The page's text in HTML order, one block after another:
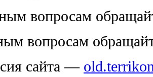
вопросам
вопросам
сайта —